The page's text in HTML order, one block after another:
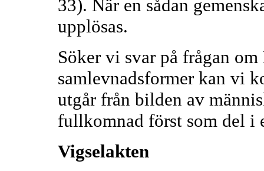
33). När en sådan
upplösas.
Söker vi svar på frågan
samlevnadsformer kan vi
utgår från bilden av
fullkomnad först som del i
Vigselakten